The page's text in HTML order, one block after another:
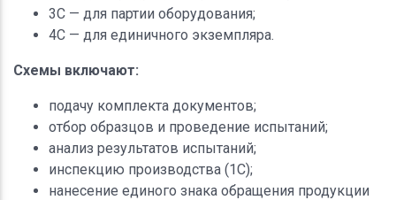
3С — для партии оборудования;
4С — для единичного экземпляра.
Схемы включают:
подачу комплекта документов;
отбор образцов и проведение испытаний;
анализ результатов испытаний;
инспекцию производства (1С);
нанесение единого знака обращения продукции